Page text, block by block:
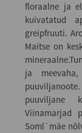
floraalne ja
kuivatatud
greipfruuti.
Maitse on
ja
puuviljane
Viinamarjad
Soml`mäe